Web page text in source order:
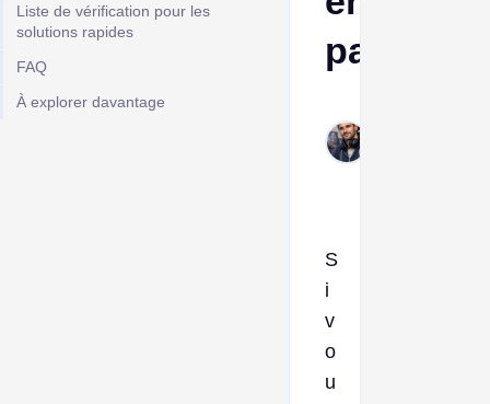
Liste de vérification pour les
solutions rapides
FAQ
À explorer davantage
pause ?
S
i
v
o
u